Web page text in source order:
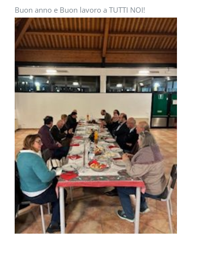
Buon anno e Buon lavoro a TUTTI NOI!